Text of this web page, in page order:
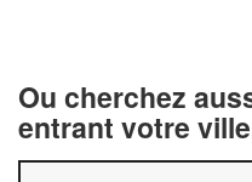
Ou cherchez
entrant votre